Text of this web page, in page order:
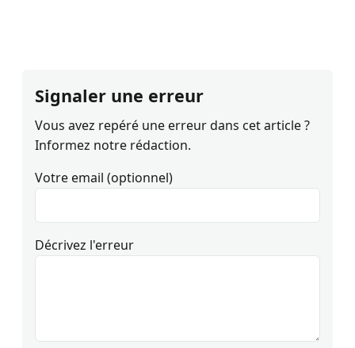
Signaler une erreur
Vous avez repéré une erreur dans cet article ?
Informez notre rédaction.
Votre email (optionnel)
Décrivez l'erreur